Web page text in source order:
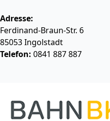
Adresse:
Ferdinand-Braun-Str. 6
85053Ingolstadt
Telefon: 0841 887 887